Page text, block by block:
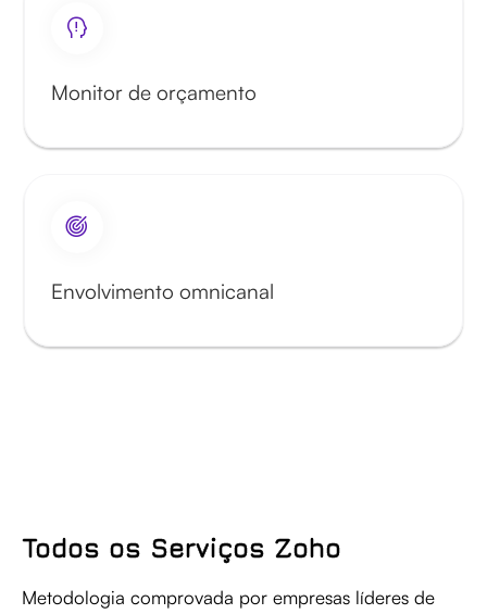
Monitor de orçamento
Envolvimento omnicanal
Todos os Serviços Zoho
Metodologia comprovada por empresas líderes de